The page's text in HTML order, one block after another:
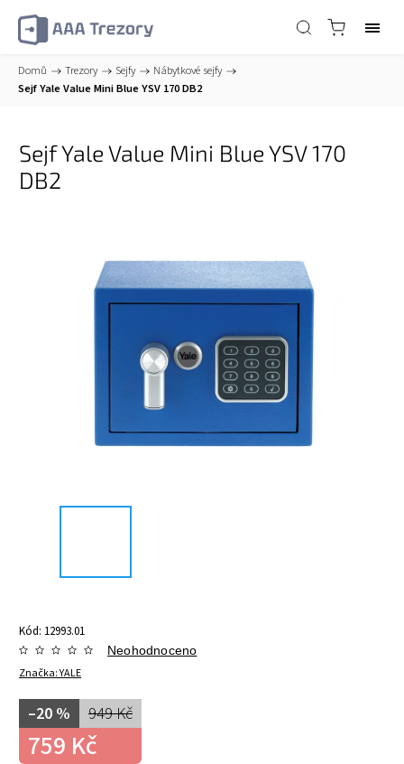
Domů / Trezory / Sejfy / Nábytkové sejfy /
Sejf Yale Value Mini Blue YSV 170 DB2
Sejf Yale Value Mini Blue YSV 170
DB2
Kód: 12993.01
Značka:YALE
Neohodnoceno
949 Kč
–20 %
759 Kč